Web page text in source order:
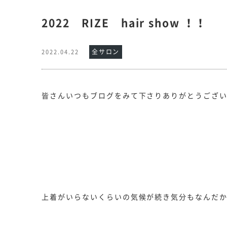
2022 RIZE hair show ！！
2022.04.22 全サロン
皆さんいつもブログをみて下さりありがとうござい
上着がいらないくらいの気候が続き気分もなんだ